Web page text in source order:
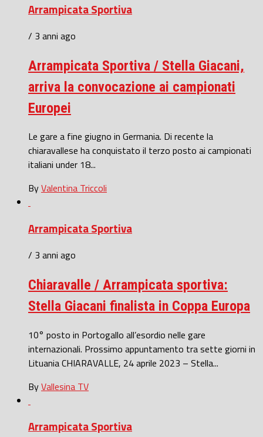
Arrampicata Sportiva
/ 3 anni ago
Arrampicata Sportiva / Stella Giacani,
arriva la convocazione ai campionati
Europei
Le gare a fine giugno in Germania. Di recente la
chiaravallese ha conquistato il terzo posto ai campionati
italiani under 18...
ByValentina Triccoli
Arrampicata Sportiva
/ 3 anni ago
Chiaravalle / Arrampicata sportiva:
Stella Giacani finalista in Coppa Europa
10° posto in Portogallo all’esordio nelle gare
internazionali. Prossimo appuntamento tra sette giorni in
Lituania CHIARAVALLE, 24 aprile 2023 – Stella...
ByVallesina TV
Arrampicata Sportiva